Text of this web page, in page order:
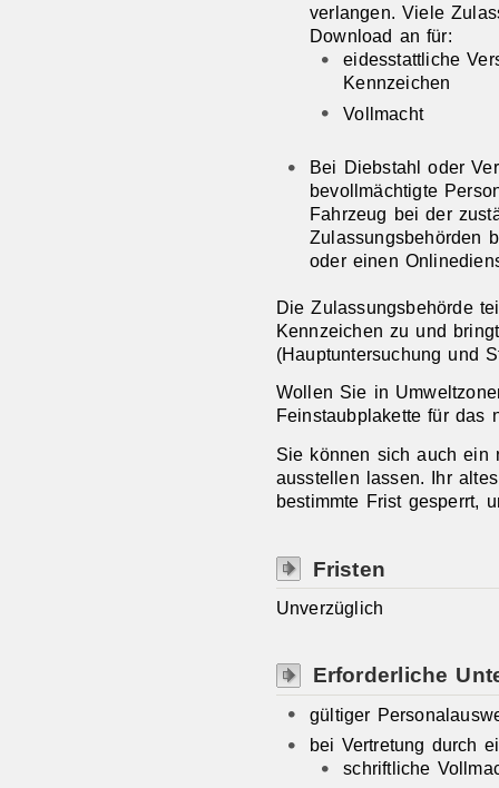
verlangen. Viele
Download an für:
eidesstattliche
Kennzeichen
Vollmacht
Bei Diebstahl oder
bevollmächtigte
Fahrzeug bei der
Zulassungsbehörden
oder einen
Die Zulassungsbehörde
Kennzeichen zu und
(Hauptuntersuchung und
Wollen Sie in
Feinstaubplakette für das
Sie können sich auch ein
ausstellen lassen. Ihr
bestimmte Frist gesperrt,
Fristen
Unverzüglich
Erforderliche
gültiger
bei Vertretung durch
schriftliche